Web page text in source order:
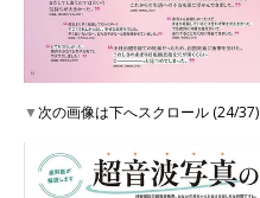
▼次の画像は下へスクロール (24/37)